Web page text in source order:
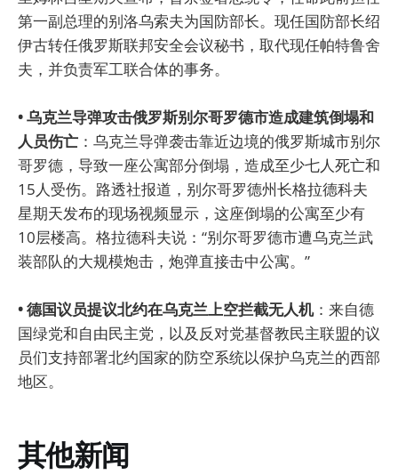
第一副总理的别洛乌索夫为国防部长。现任国防部长绍
伊古转任俄罗斯联邦安全会议秘书，取代现任帕特鲁舍
夫，并负责军工联合体的事务。
• 乌克兰导弹攻击俄罗斯别尔哥罗德市造成建筑倒塌和
人员伤亡 ：乌克兰导弹袭击靠近边境的俄罗斯城市别尔
哥罗德，导致一座公寓部分倒塌，造成至少七人死亡和
15人受伤。路透社报道，别尔哥罗德州长格拉德科夫
星期天发布的现场视频显示，这座倒塌的公寓至少有
10层楼高。格拉德科夫说：“别尔哥罗德市遭乌克兰武
装部队的大规模炮击，炮弹直接击中公寓。”
• 德国议员提议北约在乌克兰上空拦截无人机：来自德
国绿党和自由民主党，以及反对党基督教民主联盟的议
员们支持部署北约国家的防空系统以保护乌克兰的西部
地区。
其他新闻